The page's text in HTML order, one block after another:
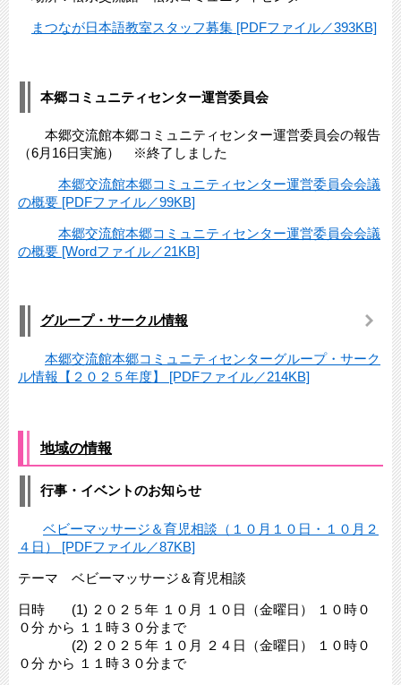
まつなが日本語教室スタッフ募集 [PDFファイル／393KB]
本郷コミュニティセンター運営委員会
本郷交流館本郷コミュニティセンター運営委員会の報告
（6月16日実施） ※終了しました
本郷交流館本郷コミュニティセンター運営委員会会議
の概要 [PDFファイル／99KB]
本郷交流館本郷コミュニティセンター運営委員会会議
の概要 [Wordファイル／21KB]
グループ・サークル情報
本郷交流館本郷コミュニティセンターグループ・サーク
ル情報【２０２５年度】 [PDFファイル／214KB]
地域の情報
行事・イベントのお知らせ
ベビーマッサージ＆育児相談（１０月１０日・１０月２
４日） [PDFファイル／87KB]
テーマ ベビーマッサージ＆育児相談
日時 (1) ２０２５年 １０月 １０日（金曜日） １０時０
０分 から １１時３０分まで
(2) ２０２５年 １０月 ２４日（金曜日） １０時０
０分 から １１時３０分まで